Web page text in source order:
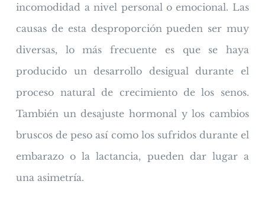
incomodidad a nivel personal o emocional. Las
causas de esta desproporción pueden ser muy
diversas, lo más frecuente es que se haya
producido un desarrollo desigual durante el
proceso natural de crecimiento de los senos.
También un desajuste hormonal y los cambios
bruscos de peso así como los sufridos durante el
embarazo o la lactancia, pueden dar lugar a
una asimetría.